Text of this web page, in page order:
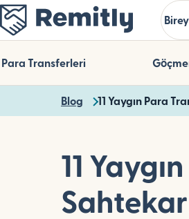
Skip
to
main
content
Para Transferleri
Blog 11 Yaygın Para
11